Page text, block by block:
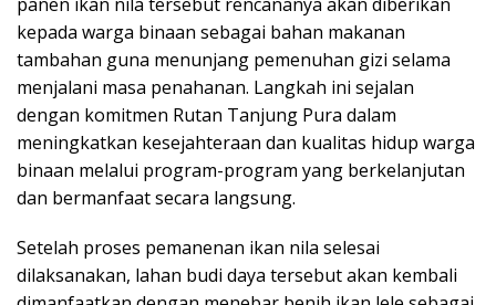
kepada warga binaan sebagai bahan makanan
tambahan guna menunjang pemenuhan gizi selama
menjalani masa penahanan. Langkah ini sejalan
dengan komitmen Rutan Tanjung Pura dalam
meningkatkan kesejahteraan dan kualitas hidup warga
binaan melalui program-program yang berkelanjutan
dan bermanfaat secara langsung.
Setelah proses pemanenan ikan nila selesai
dilaksanakan, lahan budi daya tersebut akan kembali